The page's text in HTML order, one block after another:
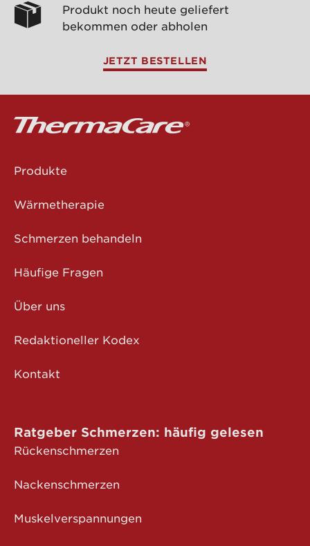
Produkt noch heute geliefert
bekommen oder abholen
JETZT BESTELLEN
Produkte
Wärmetherapie
Schmerzen behandeln
Häufige Fragen
Über uns
Redaktioneller Kodex
Kontakt
Ratgeber Schmerzen: häufig gelesen
Rückenschmerzen
Nackenschmerzen
Muskelverspannungen